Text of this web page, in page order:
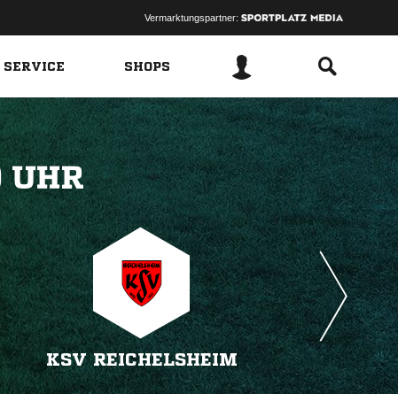
Vermarktungspartner:
SHOPS

KSV REICHELSHEIM